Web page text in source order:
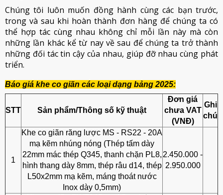
Chúng tôi luôn muốn đồng hành cùng các bạn trước,
trong và sau khi hoàn thành đơn hàng để chúng ta có
thể hợp tác cùng nhau không chỉ mỗi lần này mà còn
những lần khác kể từ nay về sau để chúng ta trở thành
những đối tác tin cậy của nhau, giúp đỡ nhau cùng phát
triển.
Báo giá khe co giãn các loại dạng bảng 2025:
STT Sản phẩm/Thông số kỹ thuật
Đơn giá
chưa VAT
(VNĐ)
Ghi
chú
1
Khe co giãn răng lược MS - RS22 - 20A
mạ kẽm nhúng nóng (Thép tấm dày
22mm mác thép Q345, thanh chặn PL8,
hình thang dày 8mm, thép râu d14, thép
L50x2mm mạ kẽm, máng thoát nước
Inox dày 0,5mm)
2.450.000 -
2.950.000